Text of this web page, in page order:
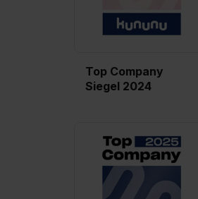
Media und Marketing“ umfasst
zur Übermittlung deiner Daten in die
angemessenes Datenschutzniveau
II). Du kannst die von dir erteilte
Einstellungen“ widerrufen. Weitere
einzelnen Cookies findest du durch
zeigen“. Weitere Informationen:
Top Company
Siegel 2024